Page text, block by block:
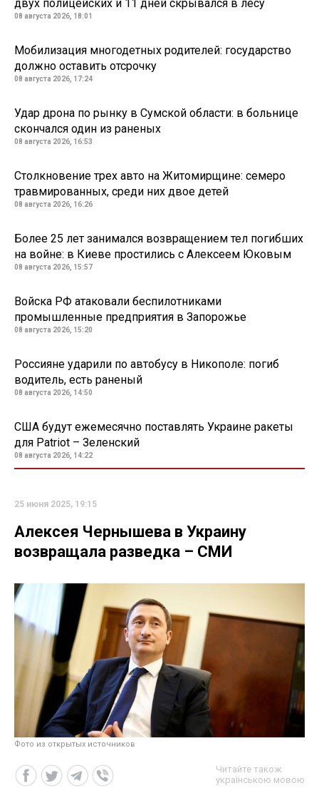
двух полицейских и 11 дней скрывался в лесу
08 августа 2026, 18:01
Мобилизация многодетных родителей: государство
должно оставить отсрочку
08 августа 2026, 17:24
Удар дрона по рынку в Сумской области: в больнице
скончался один из раненых
08 августа 2026, 16:53
Столкновение трех авто на Житомирщине: семеро
травмированных, среди них двое детей
08 августа 2026, 16:26
Более 25 лет занимался возвращением тел погибших
на войне: в Киеве простились с Алексеем Юковым
08 августа 2026, 15:57
Войска РФ атаковали беспилотниками
промышленные предприятия в Запорожье
08 августа 2026, 15:20
Россияне ударили по автобусу в Никополе: погиб
водитель, есть раненый
08 августа 2026, 14:50
США будут ежемесячно поставлять Украине ракеты
для Patriot – Зеленский
08 августа 2026, 14:22
25 июня 2025, 19:15
Алексея Чернышева в Украину
возвращала разведка – СМИ
Фото из открытых источников
Читайте також
українською мовою